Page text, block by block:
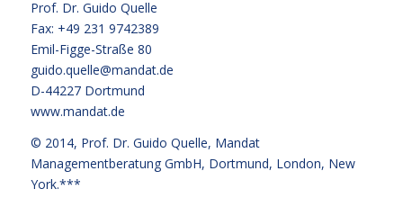
Prof. Dr. Guido Quelle
Fax: +49 231 9742389
Emil-Figge-Straße 80
guido.quelle@mandat.de
D-44227 Dortmund
www.mandat.de
© 2014, Prof. Dr. Guido Quelle, Mandat
Managementberatung GmbH, Dortmund, London, New
York.***